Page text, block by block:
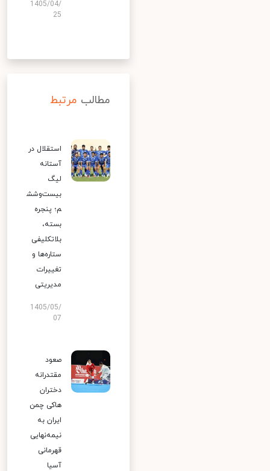
1405/04/
25
مطالب مرتبط
استقلال در
آستانه
لیگ
بیست‌وشش
م؛ پنجره
بسته،
بلاتکلیفی
ستاره‌ها و
تغییرات
مدیریتی
1405/05/
07
صعود
مقتدرانه
دختران
هاکی چمن
ایران به
نیمه‌نهایی
قهرمانی
آسیا